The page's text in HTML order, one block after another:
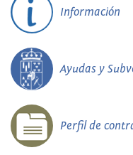
Información
Ayudas y
Perfil de